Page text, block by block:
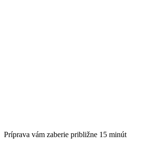
Príprava vám zaberie približne 15 minút